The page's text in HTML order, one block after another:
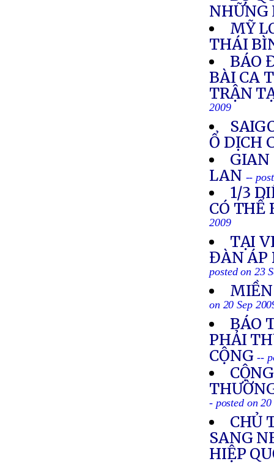
NHỮNG
MỸ
THÁI
BÁO
BÀI CA
TRẬN
2009
Ổ DỊCH
GIAN
LAN --
1/3
CÓ
2009
TẠI
ĐÀN ÁP
posted on 23
MIỀN
on 20 Sep
BÁO
PHẢI
CỘNG --
- posted on
CHỦ
SANG
HIỆP